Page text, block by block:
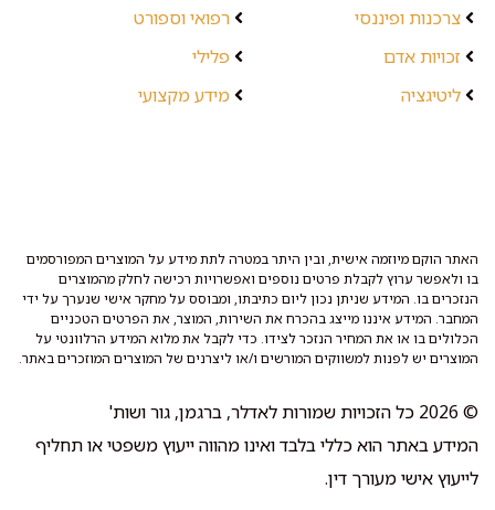
צרכנות ופיננסי
זכויות אדם
ליטיגציה
רפואי וספורט
פלילי
מידע מקצועי
האתר הוקם מיוזמה אישית, ובין היתר במטרה לתת מידע על המוצרים המפורסמים
בו ולאפשר ערוץ לקבלת פרטים נוספים ואפשרויות רכישה לחלק מהמוצרים
הנזכרים בו. המידע שניתן נכון ליום כתיבתו, ומבוסס על מחקר אישי שנערך על ידי
המחבר. המידע איננו מייצג בהכרח את השירות, המוצר, את הפרטים הטכניים
הכלולים בו או את המחיר הנזכר לצידו. כדי לקבל את מלוא המידע הרלוונטי על
המוצרים יש לפנות למשווקים המורשים ו/או ליצרנים של המוצרים המוזכרים באתר.
© 2026 כל הזכויות שמורות לאדלר, ברגמן, גור ושות'
המידע באתר הוא כללי בלבד ואינו מהווה ייעוץ משפטי או תחליף
לייעוץ אישי מעורך דין.